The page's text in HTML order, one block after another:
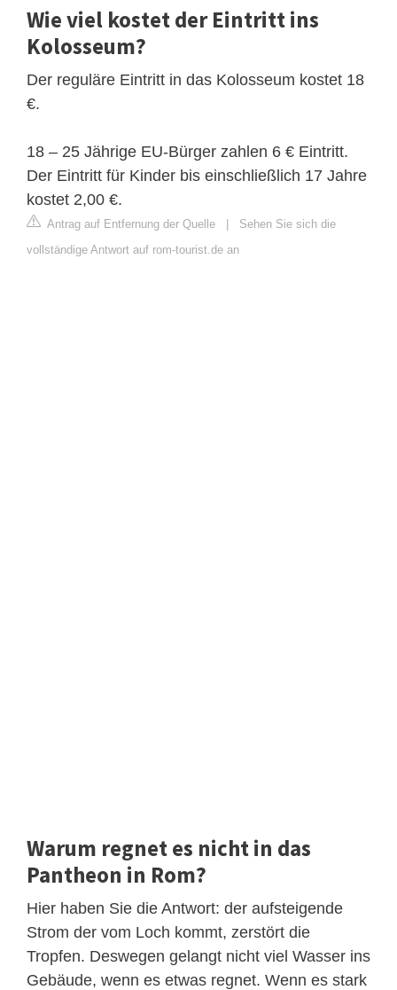
Wie viel kostet der Eintritt ins
Kolosseum?
Der reguläre Eintritt in das Kolosseum kostet 18
€.
18 – 25 Jährige EU-Bürger zahlen 6 € Eintritt.
Der Eintritt für Kinder bis einschließlich 17 Jahre
kostet 2,00 €.
Antrag auf Entfernung der Quelle | Sehen Sie sich die
vollständige Antwort auf rom-tourist.de an
Warum regnet es nicht in das
Pantheon in Rom?
Hier haben Sie die Antwort: der aufsteigende
Strom der vom Loch kommt, zerstört die
Tropfen. Deswegen gelangt nicht viel Wasser ins
Gebäude, wenn es etwas regnet. Wenn es stark